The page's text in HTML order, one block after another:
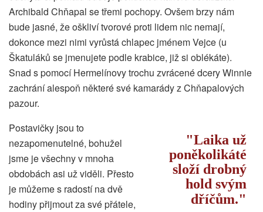
Archibald Chňapal se třemi pochopy. Ovšem brzy nám
bude jasné, že oškliví tvorové proti lidem nic nemají,
dokonce mezi nimi vyrůstá chlapec jménem Vejce (u
Škatuláků se jmenujete podle krabice, již si oblékáte).
Snad s pomocí Hermelínovy trochu zvrácené dcery Winnie
zachrání alespoň některé své kamarády z Chňapalových
pazour.
Laika už
poněkolikáté
složí drobný
hold svým
dříčům.
Postavičky jsou to
nezapomenutelné, bohužel
jsme je všechny v mnoha
obdobách asi už viděli. Přesto
je můžeme s radostí na dvě
hodiny přijmout za své přátele,